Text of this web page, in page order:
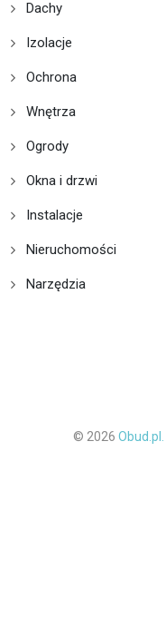
Dachy
Izolacje
Ochrona
Wnętrza
Ogrody
Okna i drzwi
Instalacje
Nieruchomości
Narzędzia
© 2026 Obud.pl.